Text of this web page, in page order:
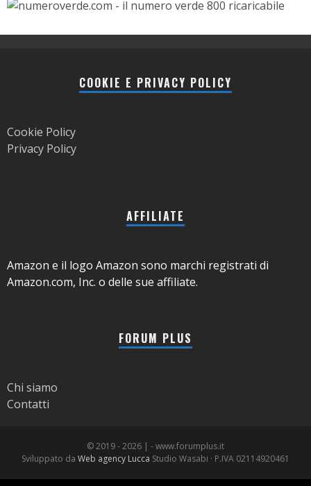
COOKIE E PRIVACY POLICY
Cookie Policy
Privacy Policy
AFFILIATE
Amazon e il logo Amazon sono marchi registrati di
Amazon.com, Inc. o delle sue affiliate.
FORUM PLUS
Chi siamo
Contatti
© 2019 -2026 | - www.forumplus.it
Sviluppato da Web agency Lucca Studio Wasabi · P.IVA 02114920461